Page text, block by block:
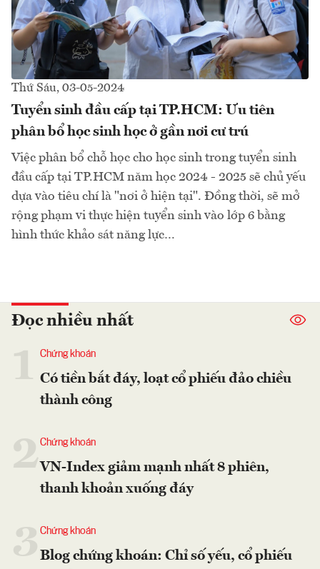
Thứ Sáu, 03-05-2024
Tuyển sinh đầu cấp tại TP.HCM: Ưu tiên
phân bổ học sinh học ở gần nơi cư trú
Việc phân bổ chỗ học cho học sinh trong tuyển sinh
đầu cấp tại TP.HCM năm học 2024 - 2025 sẽ chủ yếu
dựa vào tiêu chí là "nơi ở hiện tại". Đồng thời, sẽ mở
rộng phạm vi thực hiện tuyển sinh vào lớp 6 bằng
hình thức khảo sát năng lực…
Đọc nhiều nhất
Chứng khoán
Có tiền bắt đáy, loạt cổ phiếu đảo chiều
thành công
2Chứng khoán
VN-Index giảm mạnh nhất 8 phiên,
thanh khoản xuống đáy
Chứng khoán
Blog chứng khoán: Chỉ số yếu, cổ phiếu